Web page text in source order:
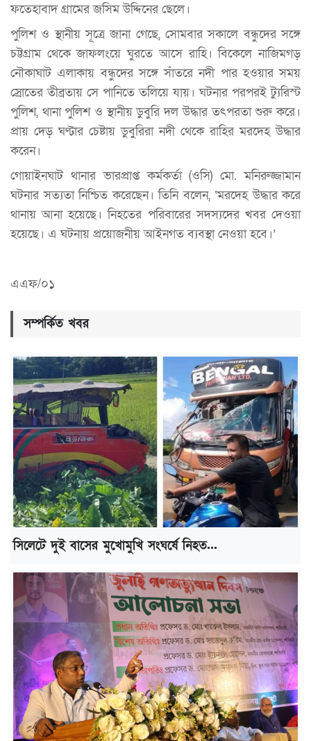
ফতেহাবাদ গ্রামের জসিম উদ্দিনের ছেলে।
পুলিশ ও স্থানীয় সূত্রে জানা গেছে, সোমবার সকালে বন্ধুদের সঙ্গে
চট্টগ্রাম থেকে জাফলংয়ে ঘুরতে আসে রাহি। বিকেলে নাজিমগড়
নৌকাঘাট এলাকায় বন্ধুদের সঙ্গে সাঁতরে নদী পার হওয়ার সময়
স্রোতের তীব্রতায় সে পানিতে তলিয়ে যায়। ঘটনার পরপরই ট্যুরিস্ট
পুলিশ, থানা পুলিশ ও স্থানীয় ডুবুরি দল উদ্ধার তৎপরতা শুরু করে।
প্রায় দেড় ঘণ্টার চেষ্টায় ডুবুরিরা নদী থেকে রাহির মরদেহ উদ্ধার
করেন।
গোয়াইনঘাট থানার ভারপ্রাপ্ত কর্মকর্তা (ওসি) মো. মনিরুজ্জামান
ঘটনার সত্যতা নিশ্চিত করেছেন। তিনি বলেন, ‘মরদেহ উদ্ধার করে
থানায় আনা হয়েছে। নিহতের পরিবারের সদস্যদের খবর দেওয়া
হয়েছে। এ ঘটনায় প্রয়োজনীয় আইনগত ব্যবস্থা নেওয়া হবে।’
এএফ/০১
সম্পর্কিত খবর
সিলেটে দুই বাসের মুখোমুখি সংঘর্ষে নিহত...